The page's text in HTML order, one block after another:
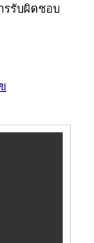
รรับผิดชอบ